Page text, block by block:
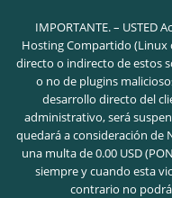
IMPORTANTE. – USTED
Hosting Compartido (Linux
directo o indirecto de estos
o no de plugins
desarrollo directo del
administrativo, será
quedará a consideración de
una multa de 0.00 USD
siempre y cuando esta
contrario no